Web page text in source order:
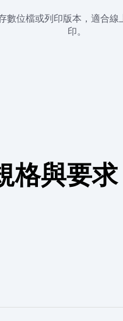
數位檔或列印版本，適合線
印。
格與要求